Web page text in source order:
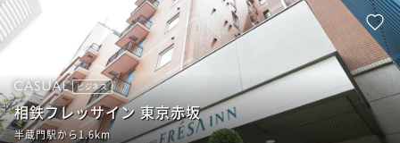
ビジネス
相鉄フレッサイン 東京赤坂
半蔵門駅から1.6km